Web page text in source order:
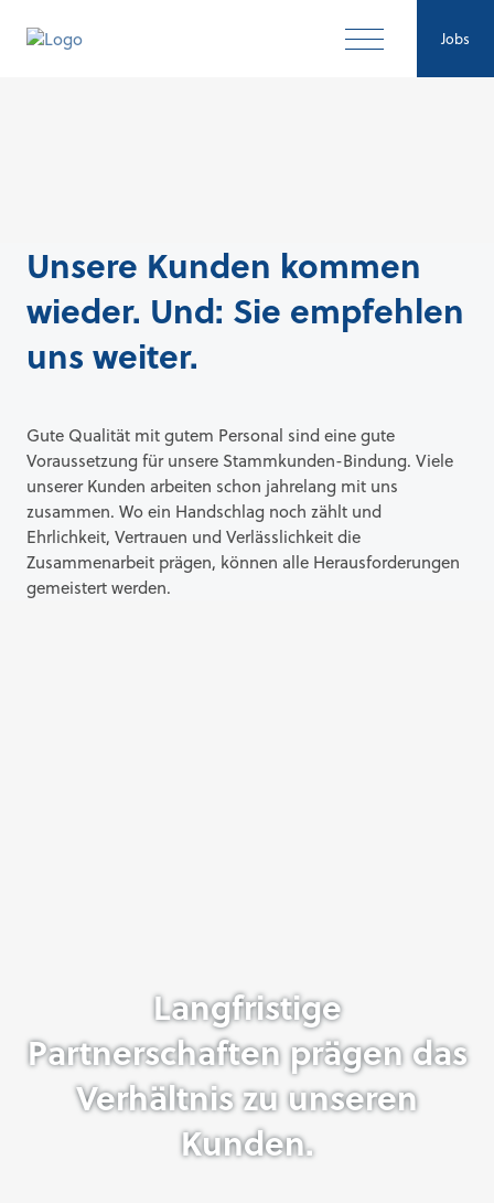
Jobs
Unsere Kunden kommen
wieder. Und: Sie empfehlen
uns weiter.
Gute Qualität mit gutem Personal sind eine gute
Voraussetzung für unsere Stammkunden-Bindung. Viele
unserer Kunden arbeiten schon jahrelang mit uns
zusammen. Wo ein Handschlag noch zählt und
Ehrlichkeit, Vertrauen und Verlässlichkeit die
Zusammenarbeit prägen, können alle Herausforderungen
gemeistert werden.
Langfristige
Partnerschaften prägen das
Verhältnis zu unseren
Kunden.